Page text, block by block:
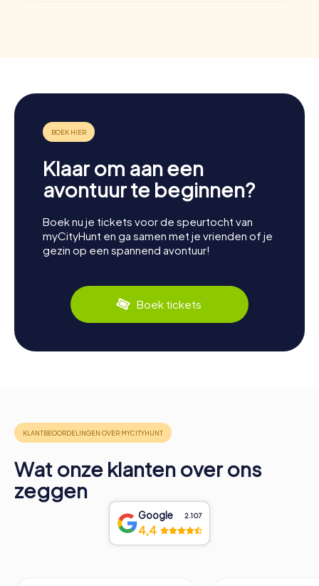
Klaar om aan een
avontuur te beginnen?
Boek nu je tickets voor de speurtocht van
myCityHunt en ga samen met je vrienden of je
gezin op een spannend avontuur!
Boek tickets
Wat onze klanten over ons
zeggen
Google 2.107
4,4